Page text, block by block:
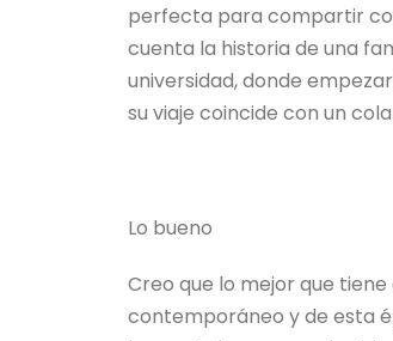
perfecta para compartir
cuenta la historia de una
universidad, donde
su viaje coincide con un
Lo bueno
Creo que lo mejor que
contemporáneo y de esta